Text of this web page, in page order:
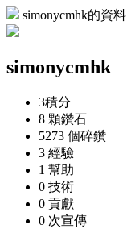
simonycmhk的資料
simonycmhk
3積分
8 顆鑽石
5273 個碎鑽
3 經驗
1 幫助
0 技術
0 貢獻
0 次宣傳